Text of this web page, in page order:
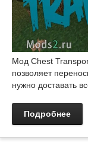
Мод Chest
позволяет
нужно доставать
Подробнее